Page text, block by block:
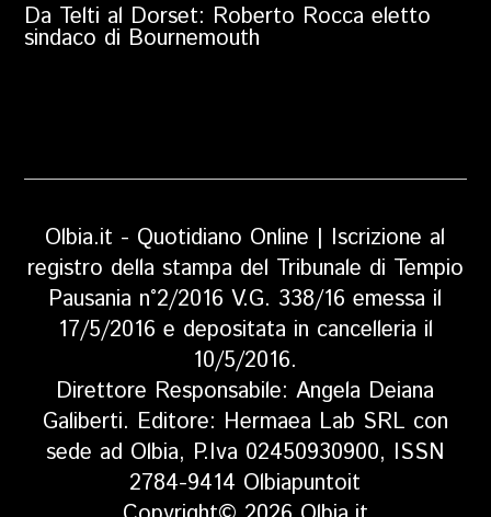
Da Telti al Dorset: Roberto Rocca eletto
sindaco di Bournemouth
Olbia.it - Quotidiano Online | Iscrizione al
registro della stampa del Tribunale di Tempio
Pausania n°2/2016 V.G. 338/16 emessa il
17/5/2016 e depositata in cancelleria il
10/5/2016.
Direttore Responsabile: Angela Deiana
Galiberti. Editore: Hermaea Lab SRL con
sede ad Olbia, P.Iva 02450930900, ISSN
2784-9414 Olbiapuntoit